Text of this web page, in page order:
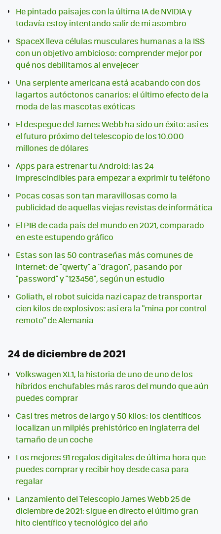
He pintado paisajes con la última IA de NVIDIA y
todavía estoy intentando salir de mi asombro
SpaceX lleva células musculares humanas a la ISS
con un objetivo ambicioso: comprender mejor por
qué nos debilitamos al envejecer
Una serpiente americana está acabando con dos
lagartos autóctonos canarios: el último efecto de la
moda de las mascotas exóticas
El despegue del James Webb ha sido un éxito: así es
el futuro próximo del telescopio de los 10.000
millones de dólares
Apps para estrenar tu Android: las 24
imprescindibles para empezar a exprimir tu teléfono
Pocas cosas son tan maravillosas como la
publicidad de aquellas viejas revistas de informática
El PIB de cada país del mundo en 2021, comparado
en este estupendo gráfico
Estas son las 50 contraseñas más comunes de
internet: de "qwerty" a "dragon", pasando por
"password" y "123456", según un estudio
Goliath, el robot suicida nazi capaz de transportar
cien kilos de explosivos: así era la "mina por control
remoto" de Alemania
24 de diciembre de 2021
Volkswagen XL1, la historia de uno de uno de los
híbridos enchufables más raros del mundo que aún
puedes comprar
Casi tres metros de largo y 50 kilos: los científicos
localizan un milpiés prehistórico en Inglaterra del
tamaño de un coche
Los mejores 91 regalos digitales de última hora que
puedes comprar y recibir hoy desde casa para
regalar
Lanzamiento del Telescopio James Webb 25 de
diciembre de 2021: sigue en directo el último gran
hito científico y tecnológico del año